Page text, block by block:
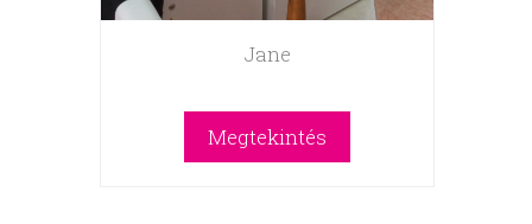
Jane
Megtekintés